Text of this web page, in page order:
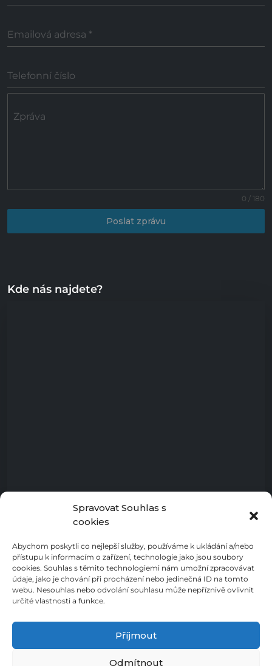
Spravovat Souhlas s
cookies
Abychom poskytli co nejlepší služby, používáme k ukládání a/nebo
přístupu k informacím o zařízení, technologie jako jsou soubory
cookies. Souhlas s těmito technologiemi nám umožní zpracovávat
údaje, jako je chování při procházení nebo jedinečná ID na tomto
webu. Nesouhlas nebo odvolání souhlasu může nepříznivě ovlivnit
určité vlastnosti a funkce.
Příjmout
Odmítnout
Emailová adresa *
Telefonní číslo
Zpráva
0 / 180
Poslat zprávu
Kde nás najdete?
Zásady ochrany osobních údajů